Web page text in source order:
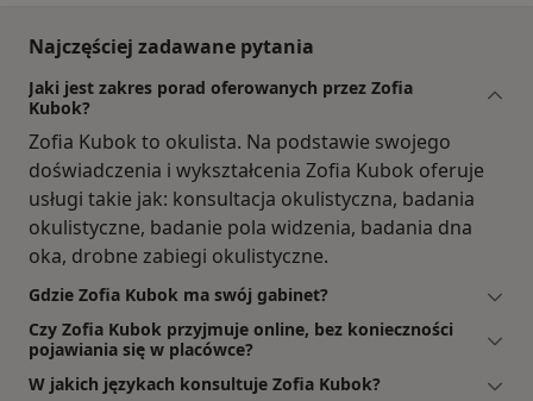
Najczęściej zadawane pytania
Jaki jest zakres porad oferowanych przez Zofia
Kubok?
Zofia Kubok to okulista. Na podstawie swojego
doświadczenia i wykształcenia Zofia Kubok oferuje
usługi takie jak: konsultacja okulistyczna, badania
okulistyczne, badanie pola widzenia, badania dna
oka, drobne zabiegi okulistyczne.
Gdzie Zofia Kubok ma swój gabinet?
Czy Zofia Kubok przyjmuje online, bez konieczności
pojawiania się w placówce?
W jakich językach konsultuje Zofia Kubok?